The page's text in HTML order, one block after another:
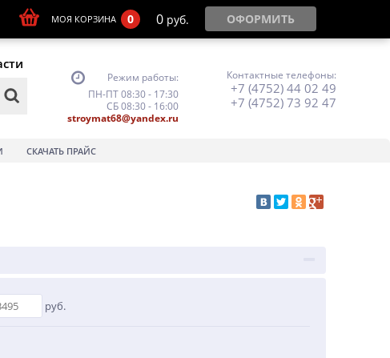
Режим работы:
ПН-ПТ 08:30 - 17:30
СБ 08:30 - 16:00
stroymat68@yandex.ru
Контактные телефоны:
+7 (4752) 44 02 49
+7 (4752) 73 92 47
СКАЧАТЬ ПРАЙС
руб.
МОЯ КОРЗИНА 0 0 руб. ОФОРМИТЬ